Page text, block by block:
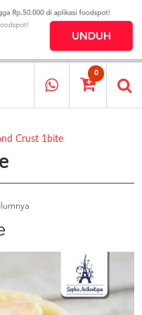
0
Crust 1bite